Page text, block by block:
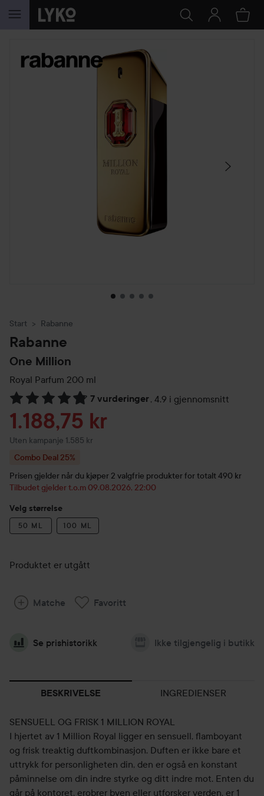
GÅ TIL INNHOLD
HOPP OVER SEKSJON
Start Rabanne
Rabanne
One Million
Royal Parfum 200 ml
7 vurderinger, 4.9 i gjennomsnitt
Gå til Vurderinger & anmeldelser
Tilbudspris
1.188,75 kr
Uten kampanje 1.585 kr
Combo Deal 25%
Prisen gjelder når du kjøper 2 valgfrie produkter for totalt 490 kr
Tilbudet gjelder t.o.m 09.08.2026, 22:00
Velg størrelse
50 ML 100 ML
Produktet er utgått
Matche Favoritt
Se prishistorikk Ikke tilgjengelig i butikk
BESKRIVELSE INGREDIENSER
SENSUELL OG FRISK 1 MILLION ROYAL
I hjertet av 1 Million Royal ligger en sensuell, flamboyant
og frisk treaktig duftkombinasjon. Duften er ikke bare et
uttrykk for personligheten din, den er også en konstant
påminnelse om din indre styrke og ditt indre mot. Enten du
går på kontoret, erobrer byen eller utforsker verden, er 1